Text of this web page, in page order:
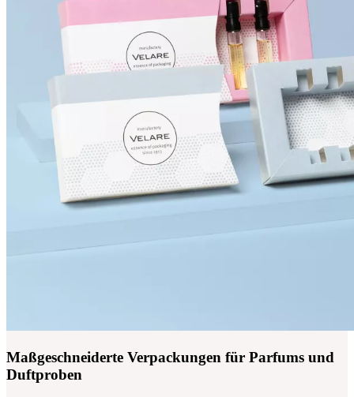
Maßgeschneiderte Verpackungen für Parfums und
Duftproben